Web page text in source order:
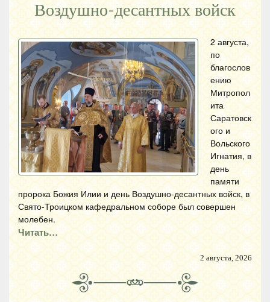
Воздушно-десантных войск
2 августа,
по
благослов
ению
Митропол
ита
Саратовск
ого и
Вольского
Игнатия, в
день
памяти
пророка Божия Илии и день Воздушно-десантных войск, в
Свято-Троицком кафедральном соборе был совершен
молебен.
Читать…
2 августа, 2026